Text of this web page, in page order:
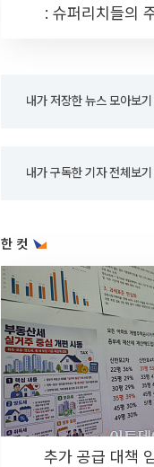
: 슈퍼리치들의
내가 저장한 뉴스 모아보기
내가 구독한 기자 전체보기
한 컷
추가 공급 대책